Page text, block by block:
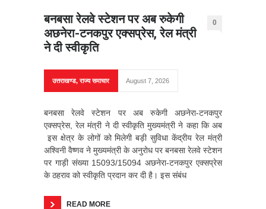
बनबसा रेलवे स्टेशन पर अब रुकेगी
अछनेरा-टनकपुर एक्सप्रेस, रेल मंत्री
ने दी स्वीकृति
0
उत्तराखण्ड,राज्य समाचार August 7, 2026
बनबसा रेलवे स्टेशन पर अब रुकेगी अछनेरा-टनकपुर
एक्सप्रेस, रेल मंत्री ने दी स्वीकृति मुख्यमंत्री ने कहा कि अब
इस क्षेत्र के लोगों को मिलेगी बड़ी सुविधा केंद्रीय रेल मंत्री
अश्विनी वैष्णव ने मुख्यमंत्री के अनुरोध पर बनबसा रेलवे स्टेशन
पर गाड़ी संख्या 15093/15094 अछनेरा-टनकपुर एक्सप्रेस
के ठहराव को स्वीकृति प्रदान कर दी है। इस संबंध
READ MORE